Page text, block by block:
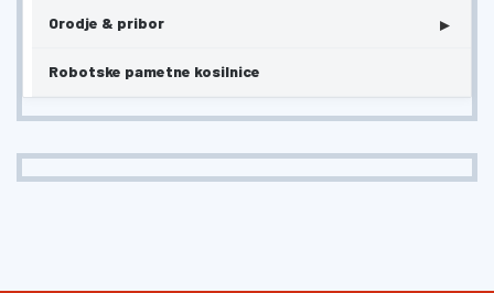
Orodje & pribor ▸
Robotske pametne kosilnice